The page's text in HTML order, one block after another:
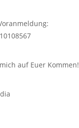
auf Euer Kommen!